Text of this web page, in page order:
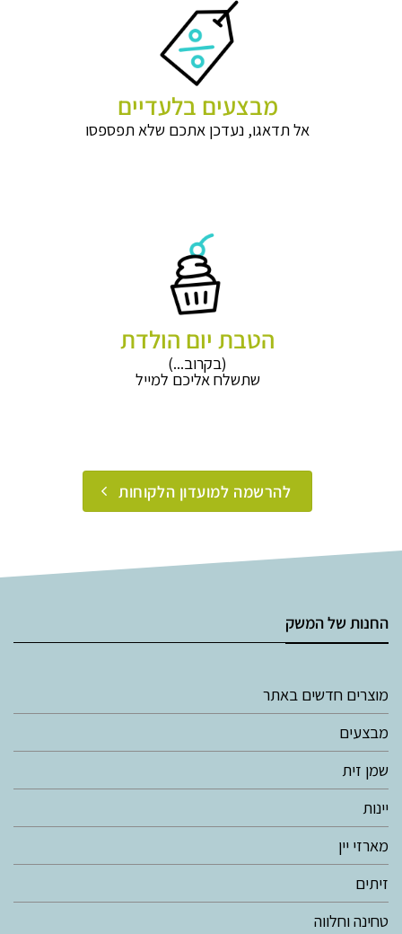
מבצעים בלעדיים
אל תדאגו, נעדכן אתכם שלא תפספסו
הטבת יום הולדת
(בקרוב...)
שתשלח אליכם למייל
להרשמה למועדון הלקוחות
החנות של המשק
מוצרים חדשים באתר
מבצעים
שמן זית
יינות
מארזי יין
זיתים
טחינה וחלווה